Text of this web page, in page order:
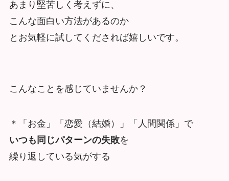
あまり堅苦しく考えずに、
こんな面白い方法があるのか
とお気軽に試してくだされば嬉しいです。
こんなことを感じていませんか？
＊「お金」「恋愛（結婚）」「人間関係」で
いつも同じパターンの失敗を
繰り返している気がする